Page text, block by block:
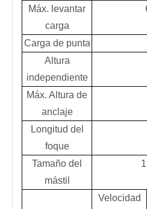
Máx. levantar
carga
Carga de punta
Altura
independiente
Máx. Altura de
anclaje
Longitud del
foque
Tamaño del
mástil
Velocidad